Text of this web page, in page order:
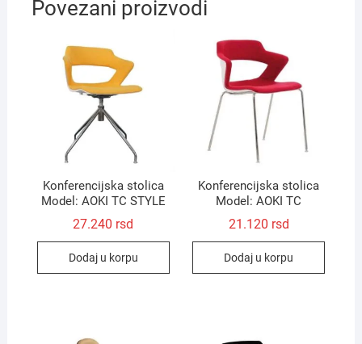
Povezani proizvodi
Konferencijska stolica
Model: AOKI TC STYLE
27.240 rsd
Dodaj u korpu
Konferencijska stolica
Model: AOKI TC
21.120 rsd
Dodaj u korpu